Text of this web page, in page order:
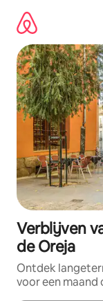
direct
naar
inhoud
Verblijven
de Oreja
Ontdek
voor een maand